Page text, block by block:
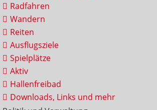
Radfahren
Wandern
Reiten
Ausflugsziele
Spielplätze
Aktiv
Hallenfreibad
Downloads, Links und mehr